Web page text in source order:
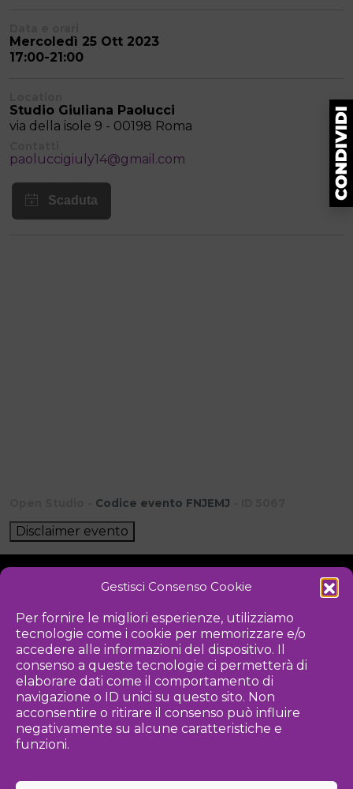
Gestisci Consenso Cookie
Per fornire le migliori esperienze, utilizziamo
tecnologie come i cookie per memorizzare e/o
accedere alle informazioni del dispositivo. Il
consenso a queste tecnologie ci permetterà di
elaborare dati come il comportamento di
navigazione o ID unici su questo sito. Non
acconsentire o ritirare il consenso può influire
negativamente su alcune caratteristiche e
funzioni.
Mercoledì 25 Ott 2023
17:00-21:00
Studio Giuliana Paolucci
via della isole 9 - 00198 Roma
paoluccigiuly14@gmail.com
Codice evento FNJEMJ
Disclaimer evento
PRIVACY POLICY
Iniziativa
Associazione culturale per la promozione delle arti visive